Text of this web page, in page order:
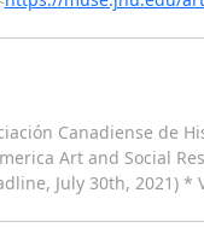
Canadiense de
Art and Social
July 30th, 2021)